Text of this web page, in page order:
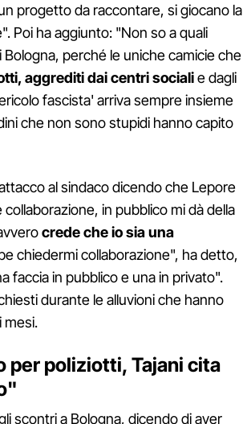
progetto da raccontare, si giocano la
Poi ha aggiunto: "Non so a quali
perché le uniche camicie che
aggrediti dai centri socialie dagli
fascista' arriva sempre insieme
che non sono stupidi hanno capito
al sindaco dicendo che Lepore
in pubblico mi dà della
crede che io sia una
chiedermi collaborazione", ha detto,
faccia in pubblico e una in privato".
durante le alluvioni che hanno
mesi.
per poliziotti, Tajani cita
scontri a Bologna, dicendo di aver